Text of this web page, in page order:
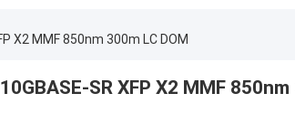
X2 MMF 850nm 300m LC DOM
SR XFP X2 MMF 850nm